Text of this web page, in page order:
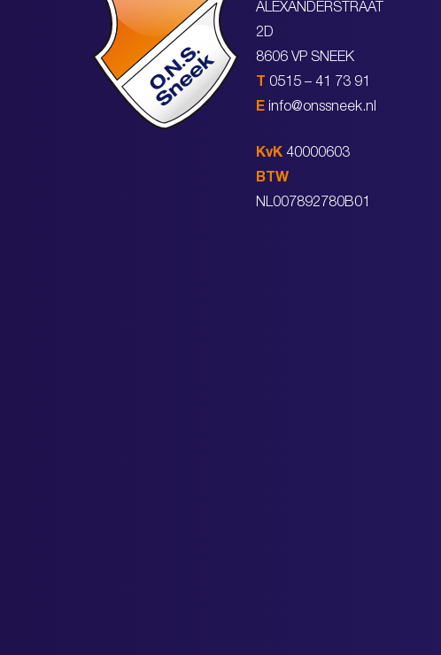
ALEXANDERSTRAAT
2D
8606 VP SNEEK
T 0515 – 41 73 91
E info@onssneek.nl
KvK 40000603
BTW
NL007892780B01